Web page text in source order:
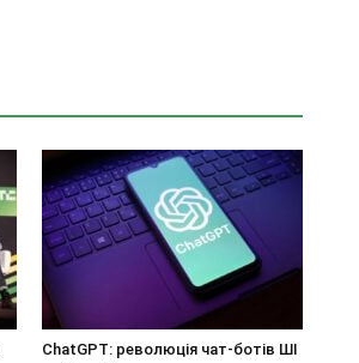
ChatGPT: революція чат-ботів ШІ